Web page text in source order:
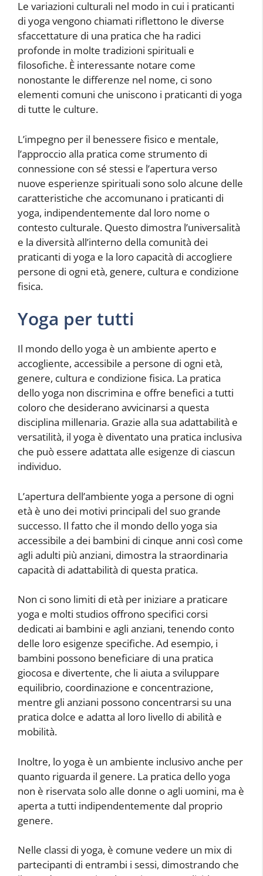
Le variazioni culturali nel modo in cui i praticanti
di yoga vengono chiamati riflettono le diverse
sfaccettature di una pratica che ha radici
profonde in molte tradizioni spirituali e
filosofiche. È interessante notare come
nonostante le differenze nel nome, ci sono
elementi comuni che uniscono i praticanti di yoga
di tutte le culture.
L’impegno per il benessere fisico e mentale,
l’approccio alla pratica come strumento di
connessione con sé stessi e l’apertura verso
nuove esperienze spirituali sono solo alcune delle
caratteristiche che accomunano i praticanti di
yoga, indipendentemente dal loro nome o
contesto culturale. Questo dimostra l’universalità
e la diversità all’interno della comunità dei
praticanti di yoga e la loro capacità di accogliere
persone di ogni età, genere, cultura e condizione
fisica.
Yoga per tutti
Il mondo dello yoga è un ambiente aperto e
accogliente, accessibile a persone di ogni età,
genere, cultura e condizione fisica. La pratica
dello yoga non discrimina e offre benefici a tutti
coloro che desiderano avvicinarsi a questa
disciplina millenaria. Grazie alla sua adattabilità e
versatilità, il yoga è diventato una pratica inclusiva
che può essere adattata alle esigenze di ciascun
individuo.
L’apertura dell’ambiente yoga a persone di ogni
età è uno dei motivi principali del suo grande
successo. Il fatto che il mondo dello yoga sia
accessibile a dei bambini di cinque anni così come
agli adulti più anziani, dimostra la straordinaria
capacità di adattabilità di questa pratica.
Non ci sono limiti di età per iniziare a praticare
yoga e molti studios offrono specifici corsi
dedicati ai bambini e agli anziani, tenendo conto
delle loro esigenze specifiche. Ad esempio, i
bambini possono beneficiare di una pratica
giocosa e divertente, che li aiuta a sviluppare
equilibrio, coordinazione e concentrazione,
mentre gli anziani possono concentrarsi su una
pratica dolce e adatta al loro livello di abilità e
mobilità.
Inoltre, lo yoga è un ambiente inclusivo anche per
quanto riguarda il genere. La pratica dello yoga
non è riservata solo alle donne o agli uomini, ma è
aperta a tutti indipendentemente dal proprio
genere.
Nelle classi di yoga, è comune vedere un mix di
partecipanti di entrambi i sessi, dimostrando che